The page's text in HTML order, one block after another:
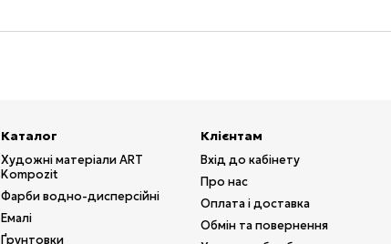
Каталог
Художні матеріали ART
Kompozit
Фарби водно-дисперсійні
Емалі
Ґрунтовки
Клієнтам
Вхід до кабінету
Про нас
Оплата і доставка
Обмін та повернення